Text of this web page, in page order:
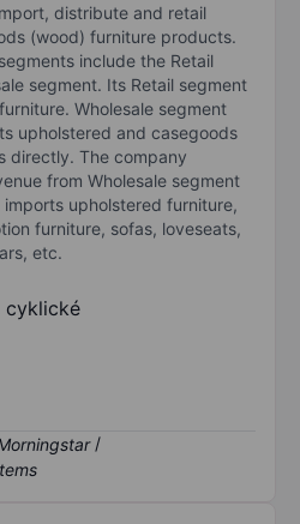
distribute and retail
(wood) furniture products.
include the Retail
segment. Its Retail segment
Wholesale segment
upholstered and casegoods
directly. The company
from Wholesale segment
upholstered furniture,
furniture, sofas, loveseats,
etc.
cyklické
/